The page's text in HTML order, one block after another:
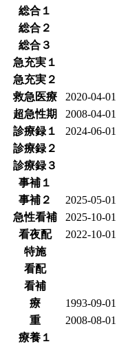
総合１
総合２
総合３
急充実１
急充実２
救急医療
2020-04-01
超急性期
2008-04-01
診療録１
2024-06-01
診療録２
診療録３
事補１
事補２
2025-05-01
急性看補
2025-10-01
看夜配
2022-10-01
特施
看配
看補
療
1993-09-01
重
2008-08-01
療養１